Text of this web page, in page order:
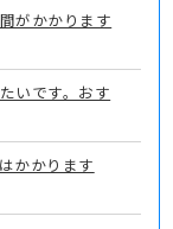
がかかります
いです。おす
かかります